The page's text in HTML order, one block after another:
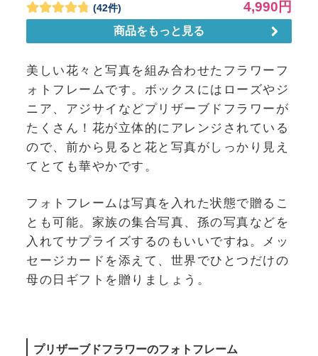
美しい花々と写真を組み合わせたフラワーフ
ォトフレームです。ボックスにはローズやジ
ニア、アジサイなどプリザーブドフラワーが
たくさん！花が立体的にアレンジされている
ので、前から見ると花と写真がしっかり見え
てとても華やかです。
フォトフレームは写真を入れた状態で贈るこ
とも可能。家族の集合写真、孫の写真などを
入れてサプライズするのもいいですね。メッ
セージカードを添えて、世界でひとつだけの
母の日ギフトを贈りましょう。